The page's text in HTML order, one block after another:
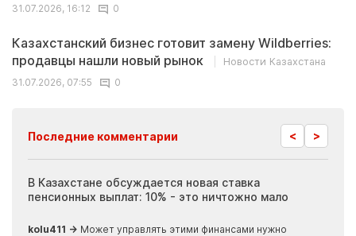
31.07.2026, 16:12
0
Казахстанский бизнес готовит замену Wildberries:
продавцы нашли новый рынок
Новости Казахстана
31.07.2026, 07:55
0
Последние комментарии < >
В Казахстане обсуждается новая ставка
пенсионных выплат: 10% - это ничтожно мало
kolu411 → Может управлять этими финансами нужно